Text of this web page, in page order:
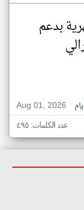
بدعم
Aug 01, 2026
عدد الكلمات: ٤٩٥